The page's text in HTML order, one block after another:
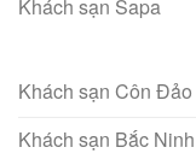
Khách sạn Sapa
Khách sạn Côn Đảo
Khách sạn Bắc Ninh